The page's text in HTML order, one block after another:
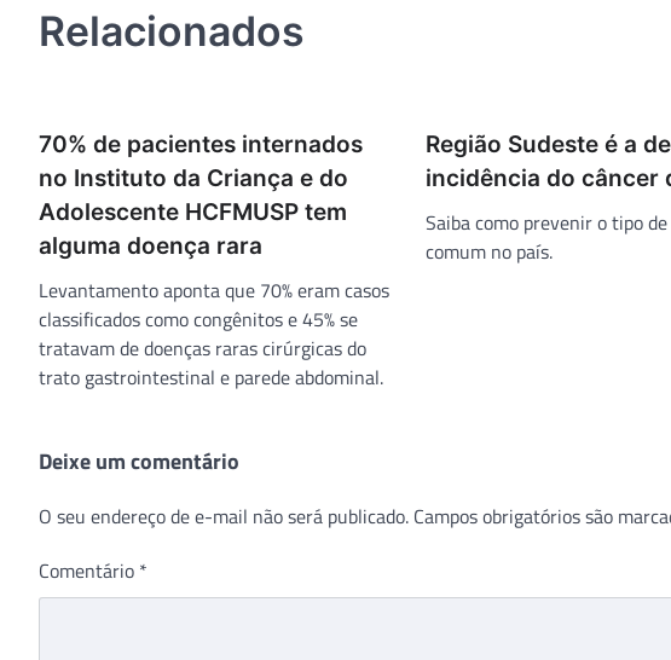
Relacionados
70% de pacientes internados
no Instituto da Criança e do
Adolescente HCFMUSP tem
alguma doença rara
Levantamento aponta que 70% eram casos
classificados como congênitos e 45% se
tratavam de doenças raras cirúrgicas do
trato gastrointestinal e parede abdominal.
Região Sudeste é a
incidência do câncer
Saiba como prevenir o tipo
comum no país.
Deixe um comentário
O seu endereço de e-mail não será publicado. Campos obrigatórios são
Comentário *